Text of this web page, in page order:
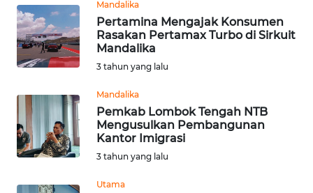
Mandalika
Pertamina Mengajak Konsumen
Rasakan Pertamax Turbo di Sirkuit
Mandalika
3 tahun yang lalu
Mandalika
Pemkab Lombok Tengah NTB
Mengusulkan Pembangunan
Kantor Imigrasi
3 tahun yang lalu
Utama
Regional
WN
SUMUT
WN
JAKARTA
WN